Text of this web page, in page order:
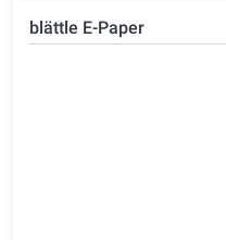
blättle E-Paper